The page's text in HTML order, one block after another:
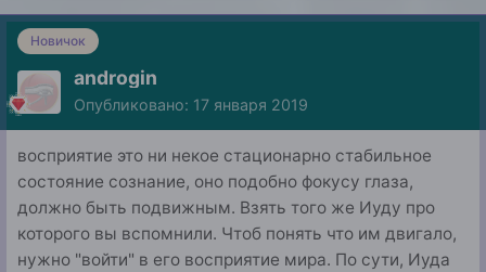
Новичок
androgin
Опубликовано: 17 января 2019
восприятие это ни некое стационарно стабильное
состояние сознание, оно подобно фокусу глаза,
должно быть подвижным. Взять того же Иуду про
которого вы вспомнили. Чтоб понять что им двигало,
нужно "войти" в его восприятие мира. По сути, Иуда